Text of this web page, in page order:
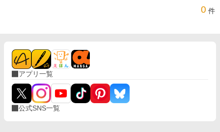
0 件
アプリ一覧
公式SNS一覧